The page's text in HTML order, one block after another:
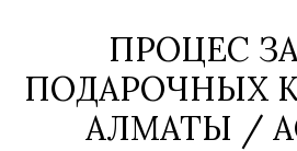
ПРОЦЕС
ПОДАРОЧНЫХ
АЛМАТЫ /